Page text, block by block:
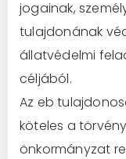
jogainak,
tulajdonának
állatvédelmi
céljából.
Az eb
köteles a törvé
önkormányzat